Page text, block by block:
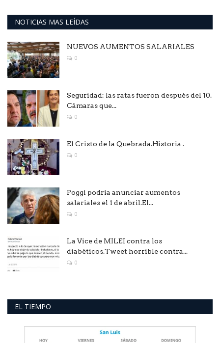
NOTICIAS MAS LEÍDAS
NUEVOS AUMENTOS SALARIALES
0
Seguridad: las ratas fueron después del 10.
Cámaras que...
0
El Cristo de la Quebrada.Historia .
0
Poggi podría anunciar aumentos
salariales el 1 de abril.El...
0
La Vice de MILEI contra los
diabéticos.Tweet horrible contra...
0
EL TIEMPO